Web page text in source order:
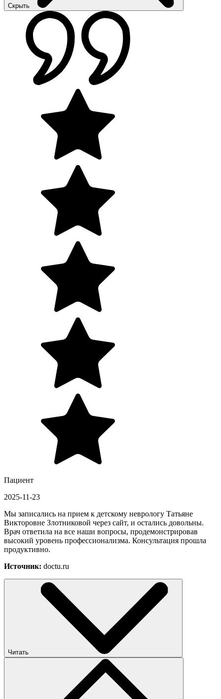
Скрыть
Пациент
2025-11-23
Мы записались на прием к детскому неврологу Татьяне
Викторовне Злотниковой через сайт, и остались довольны.
Врач ответила на все наши вопросы, продемонстрировав
высокий уровень профессионализма. Консультация прошла
продуктивно.
Источник: doctu.ru
Читать